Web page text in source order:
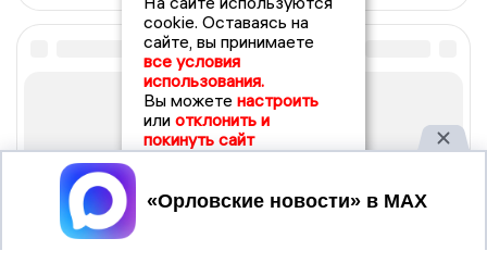
cookie. Оставаясь на
сайте, вы принимаете
все условия
использования.
Вы можете настроить
или отклонить и
покинуть сайт
Принять